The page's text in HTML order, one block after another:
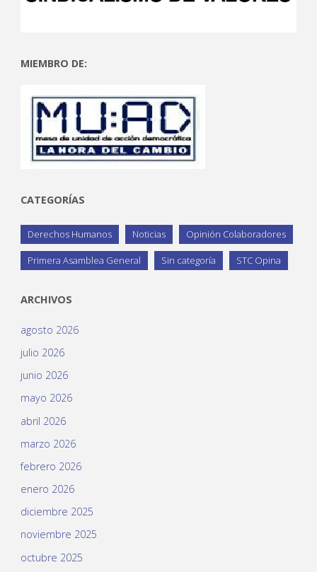
MIEMBRO DE:
CATEGORÍAS
Derechos Humanos Noticias Opinión Colaboradores
Primera Asamblea General Sin categoría STC Opina
ARCHIVOS
agosto 2026
julio 2026
junio 2026
mayo 2026
abril 2026
marzo 2026
febrero 2026
enero 2026
diciembre 2025
noviembre 2025
octubre 2025